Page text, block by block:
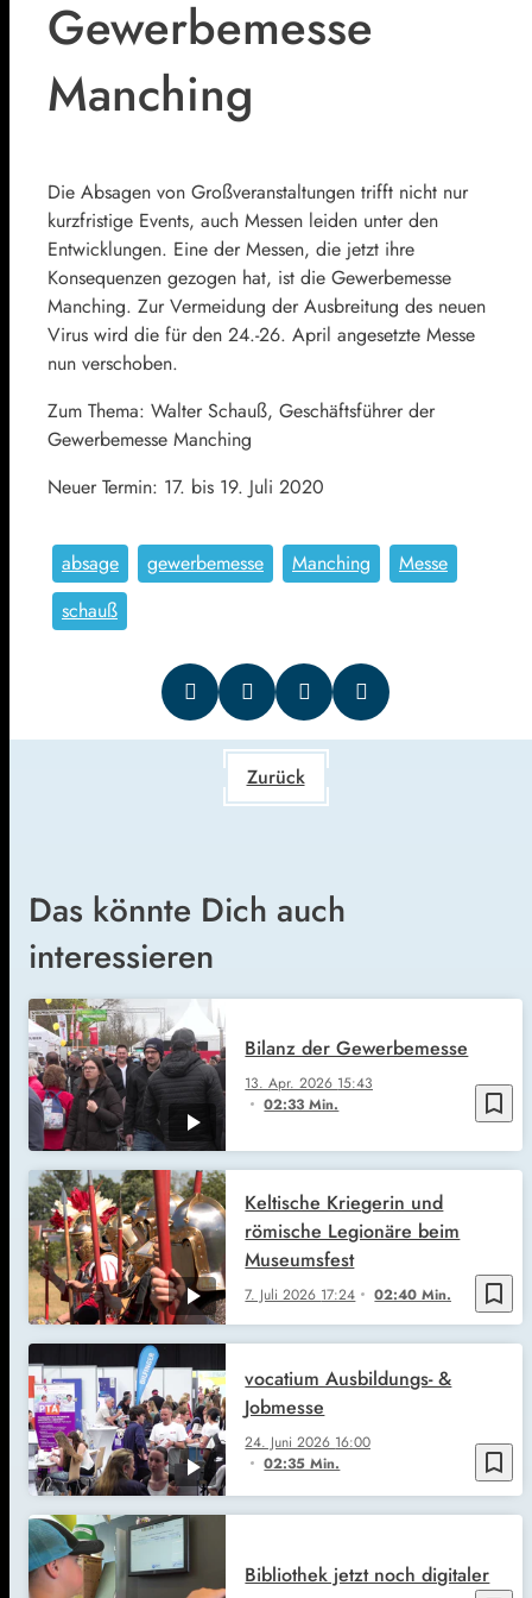
Gewerbemesse
Manching
Die Absagen von Großveranstaltungen trifft nicht nur
kurzfristige Events, auch Messen leiden unter den
Entwicklungen. Eine der Messen, die jetzt ihre
Konsequenzen gezogen hat, ist die Gewerbemesse
Manching. Zur Vermeidung der Ausbreitung des neuen
Virus wird die für den 24.-26. April angesetzte Messe
nun verschoben.
Zum Thema: Walter Schauß, Geschäftsführer der
Gewerbemesse Manching
Neuer Termin: 17. bis 19. Juli 2020
absage gewerbemesse Manching
Messe
schauß
Zurück
Das könnte Dich auch
interessieren
bookmark_border
13. Apr. 2026 15:43
02:33 Min.
Bilanz der Gewerbemesse
bookmark_border
7. Juli 2026 17:24 02:40 Min.
Keltische Kriegerin und
römische Legionäre beim
Museumsfest
bookmark_border
24. Juni 2026 16:00
02:35 Min.
vocatium Ausbildungs- &
Jobmesse
Bibliothek jetzt noch digitaler